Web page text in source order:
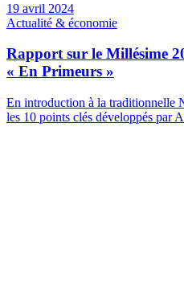
19 avril 2024
Actualité & économie
Rapport sur le Millésime
« En Primeurs »
En introduction à la traditionnelle
les 10 points clés développés par